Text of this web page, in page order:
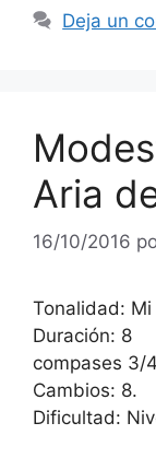
Deja un
Aria
16/10/2016
Tonalidad: Mi
Duración: 8
compases 3/
Cambios: 8.
Dificultad: